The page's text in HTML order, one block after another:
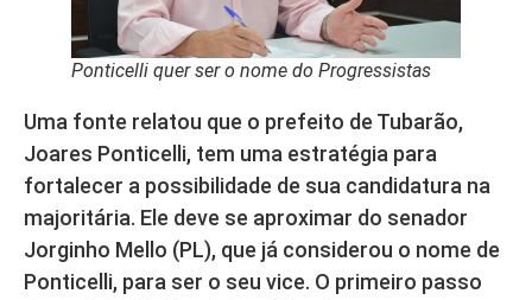
Ponticelli quer ser o nome do Progressistas
Uma fonte relatou que o prefeito de Tubarão,
Joares Ponticelli, tem uma estratégia para
fortalecer a possibilidade de sua candidatura na
majoritária. Ele deve se aproximar do senador
Jorginho Mello (PL), que já considerou o nome de
Ponticelli, para ser o seu vice. O primeiro passo